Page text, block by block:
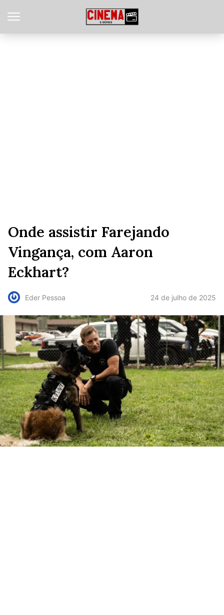
Onde assistir Farejando
Vingança, com Aaron
Eckhart?
Eder Pessoa 24 de julho de 2025